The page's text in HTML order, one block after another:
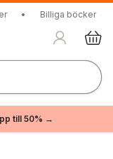
• Billiga böcker
till 50% →